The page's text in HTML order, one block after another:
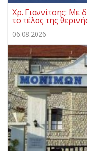
Χρ. Γιαννίτσης: Με
το τέλος της
06.08.2026